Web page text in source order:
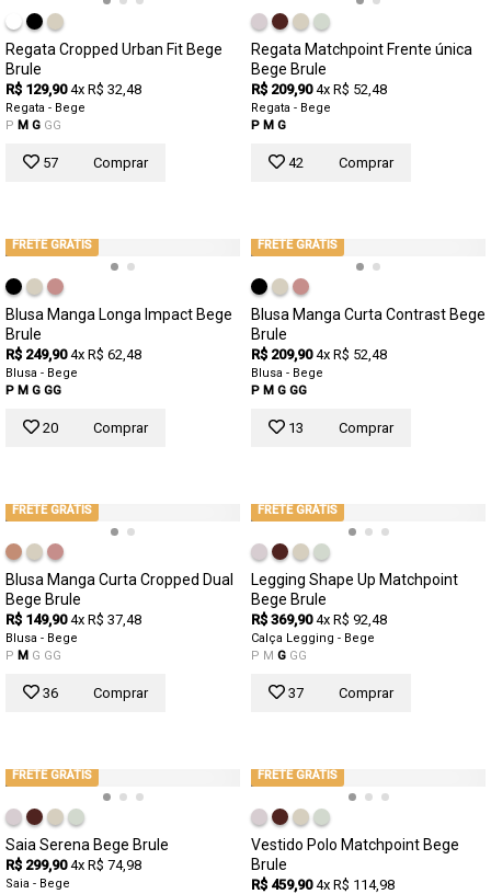
Regata Cropped Urban Fit Bege
Brule
R$ 129,90 4x R$ 32,48
Regata - Bege
P M G GG
57 Comprar
Regata Matchpoint Frente única
Bege Brule
R$ 209,90 4x R$ 52,48
Regata - Bege
P M G
42 Comprar
FRETE GRÁTIS
Blusa Manga Longa Impact Bege
Brule
R$ 249,90 4x R$ 62,48
Blusa - Bege
P M G GG
20 Comprar
FRETE GRÁTIS
Blusa Manga Curta Contrast Bege
Brule
R$ 209,90 4x R$ 52,48
Blusa - Bege
P M G GG
13 Comprar
FRETE GRÁTIS
Blusa Manga Curta Cropped Dual
Bege Brule
R$ 149,90 4x R$ 37,48
Blusa - Bege
P M G GG
36 Comprar
FRETE GRÁTIS
Legging Shape Up Matchpoint
Bege Brule
R$ 369,90 4x R$ 92,48
Calça Legging - Bege
P M G GG
37 Comprar
FRETE GRÁTIS
Saia Serena Bege Brule
R$ 299,90 4x R$ 74,98
Saia - Bege
FRETE GRÁTIS
Vestido Polo Matchpoint Bege
Brule
R$ 459,90 4x R$ 114,98